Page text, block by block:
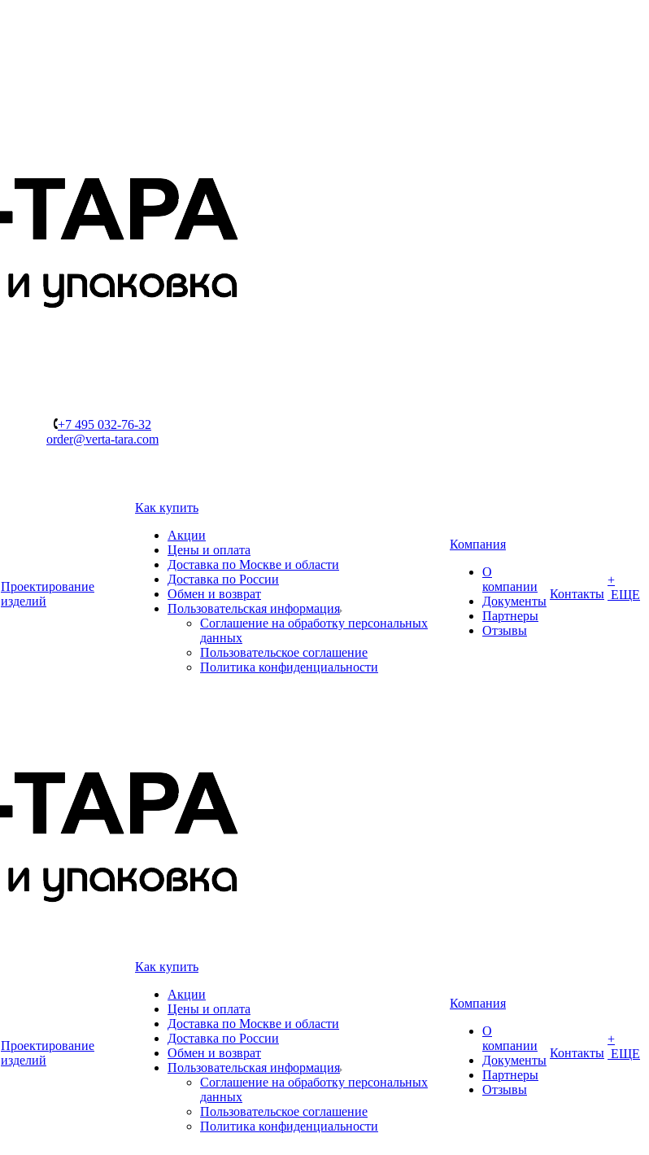
+7 495 032-76-32
order@verta-tara.com
Проектирование
изделий
Как купить
Акции
Цены и оплата
Доставка по Москве и области
Доставка по России
Обмен и возврат
Пользовательская информация
Соглашение на обработку персональных
данных
Пользовательское соглашение
Политика конфиденциальности
Компания
О
компании
Документы
Партнеры
Отзывы
Контакты
+
ЕЩЕ
Проектирование
изделий
Как купить
Акции
Цены и оплата
Доставка по Москве и области
Доставка по России
Обмен и возврат
Пользовательская информация
Соглашение на обработку персональных
данных
Пользовательское соглашение
Политика конфиденциальности
Компания
О
компании
Документы
Партнеры
Отзывы
Контакты
+
ЕЩЕ